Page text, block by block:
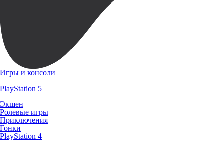
Игры и консоли
PlayStation 5
Экшен
Ролевые игры
Приключения
Гонки
PlayStation 4